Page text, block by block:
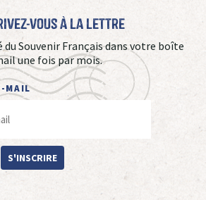
vous à La Lettre
du Souvenir Français dans votre boîte
une fois par mois.
MAIL
S'INSCRIRE